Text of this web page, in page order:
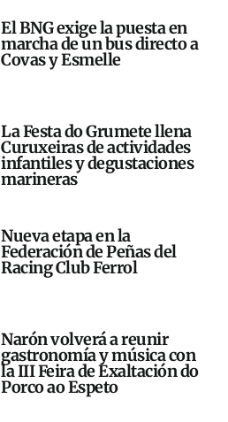
El BNG exige la puesta en
marcha de un bus directo a
Covas y Esmelle
La Festa do Grumete llena
Curuxeiras de actividades
infantiles y degustaciones
marineras
Nueva etapa en la
Federación de Peñas del
Racing Club Ferrol
Narón volverá a reunir
gastronomía y música con
la III Feira de Exaltación do
Porco ao Espeto